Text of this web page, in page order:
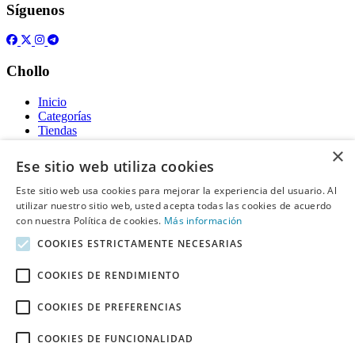
Síguenos
Chollo
Inicio
Categorías
Tiendas
Gratis
Acerca de
Sobre nosotros
Contacto
Información legal
Declaración de cookies
Descargo de Responsabilidad
×
Ese sitio web utiliza cookies
Este sitio web usa cookies para mejorar la experiencia del usuario. Al
utilizar nuestro sitio web, usted acepta todas las cookies de acuerdo
con nuestra Política de cookies. Más información
COOKIES ESTRICTAMENTE NECESARIAS
COOKIES DE RENDIMIENTO
COOKIES DE PREFERENCIAS
COOKIES DE FUNCIONALIDAD